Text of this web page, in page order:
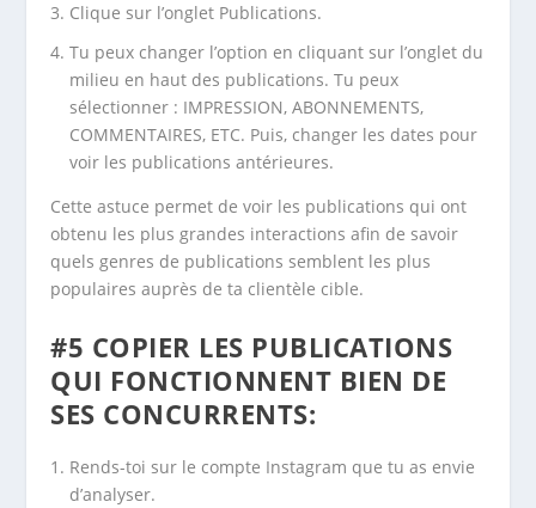
Clique sur l’onglet Publications.
Tu peux changer l’option en cliquant sur l’onglet du
milieu en haut des publications. Tu peux
sélectionner : IMPRESSION, ABONNEMENTS,
COMMENTAIRES, ETC. Puis, changer les dates pour
voir les publications antérieures.
Cette astuce permet de voir les publications qui ont
obtenu les plus grandes interactions afin de savoir
quels genres de publications semblent les plus
populaires auprès de ta clientèle cible.
#5 COPIER LES PUBLICATIONS
QUI FONCTIONNENT BIEN DE
SES CONCURRENTS:
Rends-toi sur le compte Instagram que tu as envie
d’analyser.